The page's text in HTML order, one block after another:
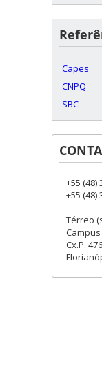
Capes
CNPQ
SBC
+55 (48)
+55 (48)
Térreo
Cx.P.